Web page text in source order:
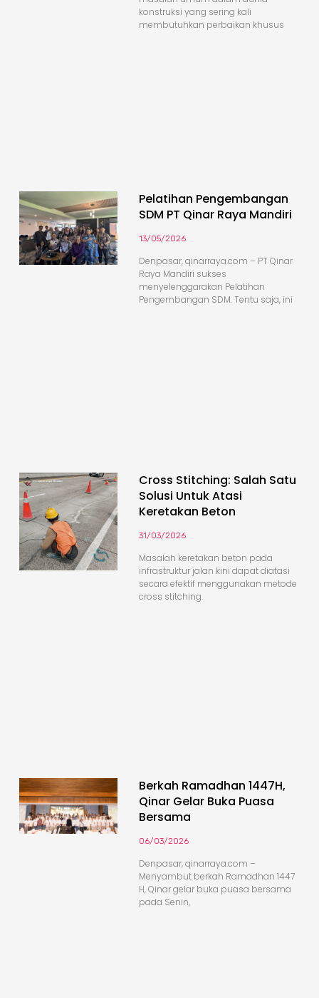
konstruksi yang sering kali
membutuhkan perbaikan khusus
Pelatihan Pengembangan
SDM PT Qinar Raya Mandiri
13/05/2026
Denpasar, qinarraya.com – PT Qinar
Raya Mandiri sukses
menyelenggarakan Pelatihan
Pengembangan SDM. Tentu saja, ini
Cross Stitching: Salah Satu
Solusi Untuk Atasi
Keretakan Beton
31/03/2026
Masalah keretakan beton pada
infrastruktur jalan kini dapat diatasi
secara efektif menggunakan metode
cross stitching.
Berkah Ramadhan 1447H,
Qinar Gelar Buka Puasa
Bersama
06/03/2026
Denpasar, qinarraya.com –
Menyambut berkah Ramadhan 1447
H, Qinar gelar buka puasa bersama
pada Senin,